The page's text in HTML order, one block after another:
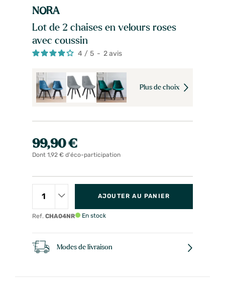
NORA
Lot de 2 chaises en velours roses
avec coussin
4 / 5 - 2avis
Plus de choix
99,90 €
Dont 1,92 € d'éco-participation
Ref. CHA04NR
AJOUTER AU PANIER
En stock
Modes de livraison